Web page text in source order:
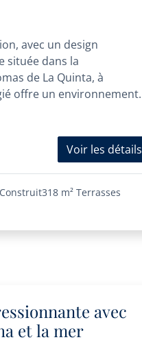
avec un design
située dans la
de La Quinta, à
offre un environnement
Voir les détails
Construit318 m² Terrasses
avec
et la mer